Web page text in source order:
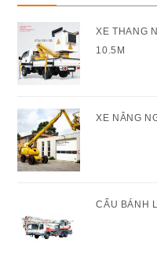
XE THANG
10.5M
XE NÂNG
CẨU BÁNH